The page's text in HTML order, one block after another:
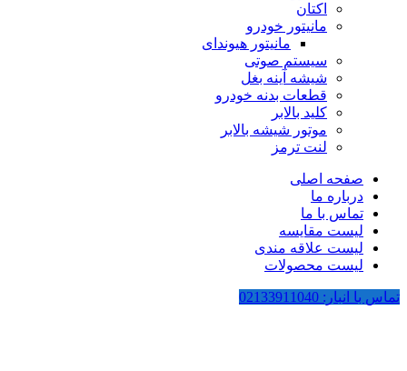
اکتان
مانیتور خودرو
مانیتور هیوندای
سیستم صوتی
شیشه آینه بغل
قطعات بدنه خودرو
کلید بالابر
موتور شیشه بالابر
لنت ترمز
صفحه اصلی
درباره ما
تماس با ما
لیست مقایسه
لیست علاقه مندی
لیست محصولات
تماس با انبار: 02133911040